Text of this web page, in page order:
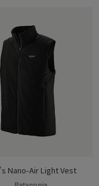
Nano-Air Light Vest